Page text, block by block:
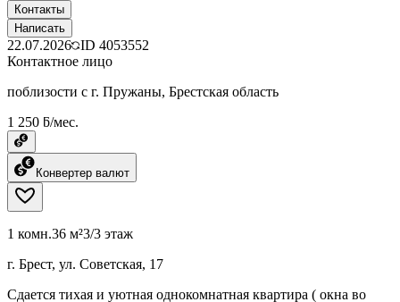
Контакты
Написать
22.07.2026 ID 4053552
Контактное лицо
поблизости с г. Пружаны, Брестская область
1 250 ƃ/мес.
Конвертер валют
1 комн.36 м²3/3 этаж
г. Брест, ул. Советская, 17
Сдается тихая и уютная однокомнатная квартира ( окна во